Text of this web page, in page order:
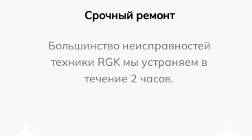
Срочный ремонт
Большинство неисправностей
техники RGK мы устраняем в
течение 2 часов.